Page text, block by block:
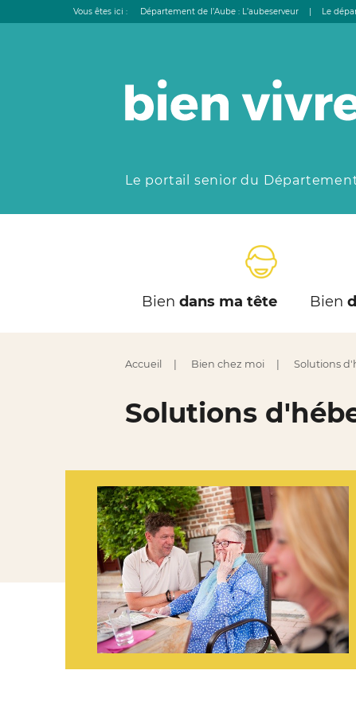
Vous êtes ici : Département de l’Aube : L’aubeserveur | Le
Le portail senior du
Bien dans ma tête Bien
Accueil Bien chez moi Solutions
Solutions